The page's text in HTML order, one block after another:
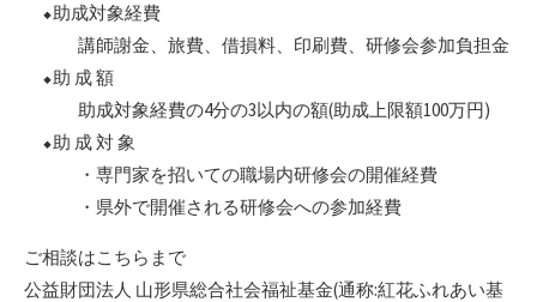
⬥助成対象経費
講師謝金、旅費、借損料、印刷費、研修会参加負担金
⬥助 成 額
助成対象経費の4分の3以内の額(助成上限額100万円)
⬥助 成 対 象
・専門家を招いての職場内研修会の開催経費
・県外で開催される研修会への参加経費
ご相談はこちらまで
公益財団法人 山形県総合社会福祉基金(通称:紅花ふれあい基